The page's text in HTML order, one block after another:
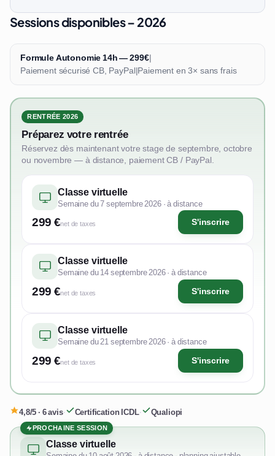
Sessions disponibles – 2026
Formule Autonomie 14h — 299€|
Paiement sécurisé CB, PayPal|Paiement en 3× sans frais
RENTRÉE 2026
Préparez votre rentrée
Réservez dès maintenant votre stage de septembre, octobre
ou novembre — à distance, paiement CB / PayPal.
Classe virtuelle
Semaine du 7 septembre 2026 · à distance
299 €net de taxes S'inscrire
Classe virtuelle
Semaine du 14 septembre 2026 · à distance
299 €net de taxes S'inscrire
Classe virtuelle
Semaine du 21 septembre 2026 · à distance
299 €net de taxes S'inscrire
4,8/5 · 6 avis· Certification ICDL· Qualiopi
PROCHAINE SESSION
Classe virtuelle